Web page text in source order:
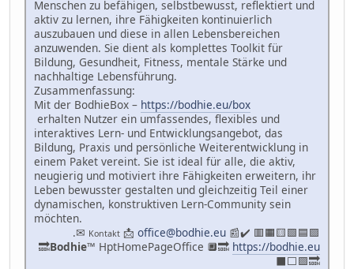
Menschen zu befähigen, selbstbewusst, reflektiert und
aktiv zu lernen, ihre Fähigkeiten kontinuierlich
auszubauen und diese in allen Lebensbereichen
anzuwenden. Sie dient als komplettes Toolkit für
Bildung, Gesundheit, Fitness, mentale Stärke und
nachhaltige Lebensführung.
Zusammenfassung:
Mit der BodhieBox – https://bodhie.eu/box
erhalten Nutzer ein umfassendes, flexibles und
interaktives Lern- und Entwicklungsangebot, das
Bildung, Praxis und persönliche Weiterentwicklung in
einem Paket vereint. Sie ist ideal für alle, die aktiv,
neugierig und motiviert ihre Fähigkeiten erweitern, ihr
Leben bewusster gestalten und gleichzeitig Teil einer
dynamischen, konstruktiven Lern-Community sein
möchten.
.✉ Kontakt 📩 office@bodhie.eu 📰✔️ 🟥🟧🟨🟩🟦🟪
🔜Bodhie™ HptHomePageOffice 🔲🔜 https://bodhie.eu
⬛️⬜️🟪🔜